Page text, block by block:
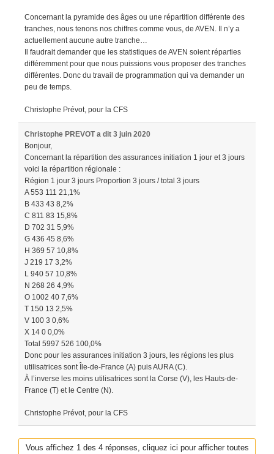
Concernant la pyramide des âges ou une répartition différente des
tranches, nous tenons nos chiffres comme vous, de AVEN. Il n’y a
actuellement aucune autre tranche…
Il faudrait demander que les statistiques de AVEN soient réparties
différemment pour que nous puissions vous proposer des tranches
différentes. Donc du travail de programmation qui va demander un
peu de temps.
Christophe Prévot, pour la CFS
Christophe PREVOT a dit 3 juin 2020
Bonjour,
Concernant la répartition des assurances initiation 1 jour et 3 jours
voici la répartition régionale :
Région 1 jour 3 jours Proportion 3 jours / total 3 jours
A 553 111 21,1%
B 433 43 8,2%
C 811 83 15,8%
D 702 31 5,9%
G 436 45 8,6%
H 369 57 10,8%
J 219 17 3,2%
L 940 57 10,8%
N 268 26 4,9%
O 1002 40 7,6%
T 150 13 2,5%
V 100 3 0,6%
X 14 0 0,0%
Total 5997 526 100,0%
Donc pour les assurances initiation 3 jours, les régions les plus
utilisatrices sont Île-de-France (A) puis AURA (C).
À l’inverse les moins utilisatrices sont la Corse (V), les Hauts-de-
France (T) et le Centre (N).
Christophe Prévot, pour la CFS
Vous affichez 1 des 4 réponses, cliquez ici pour afficher toutes